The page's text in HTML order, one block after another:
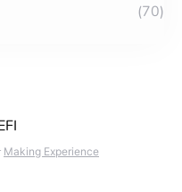
(70)
Making Experience